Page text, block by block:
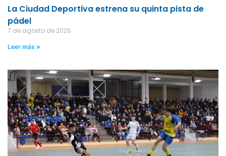
La Ciudad Deportiva estrena su quinta pista de
pádel
7 de agosto de 2026
Leer más »